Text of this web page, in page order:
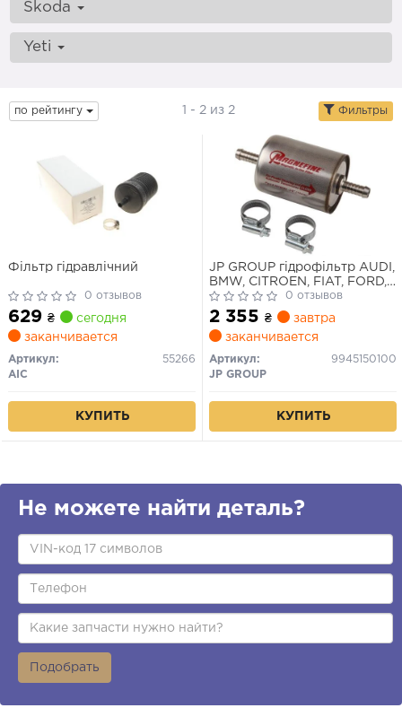
Skoda
Yeti
по рейтингу 1 - 2 из 2 Фильтры
Фільтр гідравлічний
0 отзывов
629 ₴
сегодня
заканчивается
Артикул:
55266
AIC
КУПИТЬ
JP GROUP гідрофільтр AUDI,
BMW, CITROEN, FIAT, FORD,
HYUNDAI
0 отзывов
2 355 ₴
завтра
заканчивается
Артикул:
9945150100
JP GROUP
КУПИТЬ
Не можете найти деталь?
Подобрать